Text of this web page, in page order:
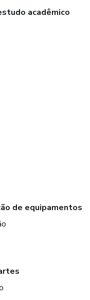
acadêmico
de equipamentos